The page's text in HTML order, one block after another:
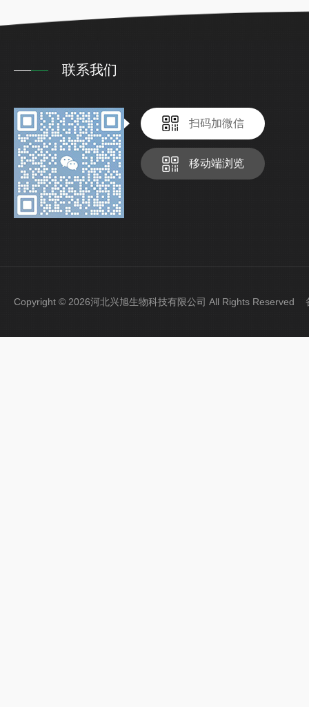
联系我们
扫码加微信
移动端浏览
Copyright © 2026河北兴旭生物科技有限公司 All Rights Reserved